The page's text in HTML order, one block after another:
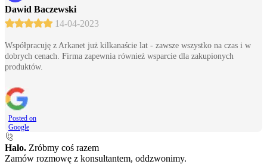
Dawid Baczewski
14-04-2023
Współpracuję z Arkanet już kilkanaście lat - zawsze wszystko na czas i w
dobrych cenach. Firma zapewnia również wsparcie dla zakupionych
produktów.
Posted on
Google
Halo. Zróbmy coś razem
Zamów rozmowę z konsultantem, oddzwonimy.